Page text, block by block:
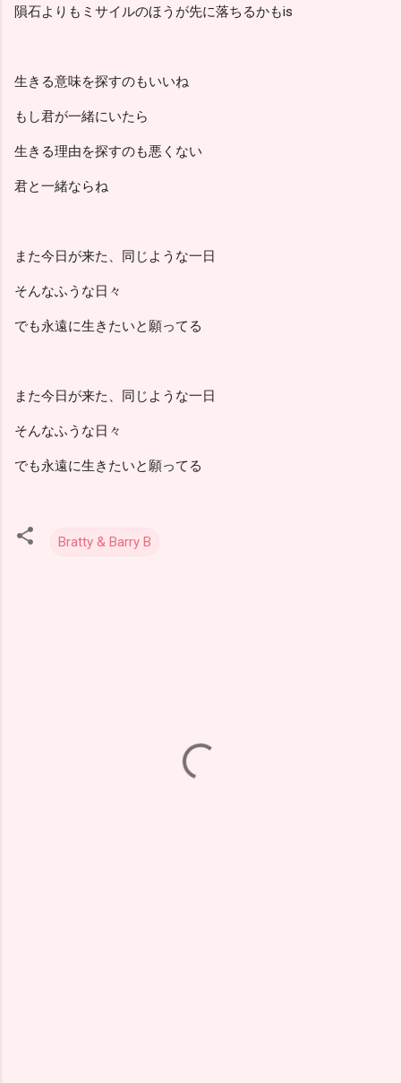
隕石よりもミサイルのほうが先に落ちるかもis
生きる意味を探すのもいいね
もし君が一緒にいたら
生きる理由を探すのも悪くない
君と一緒ならね
また今日が来た、同じような一日
そんなふうな日々
でも永遠に生きたいと願ってる
また今日が来た、同じような一日
そんなふうな日々
でも永遠に生きたいと願ってる
Bratty & Barry B